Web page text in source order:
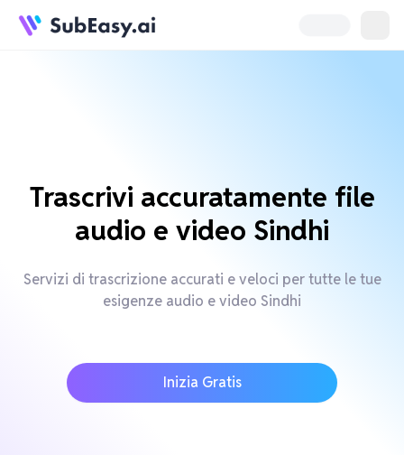
Trascrivi accuratamente file
audio e video Sindhi
Servizi di trascrizione accurati e veloci per tutte le tue
esigenze audio e video Sindhi
Inizia Gratis